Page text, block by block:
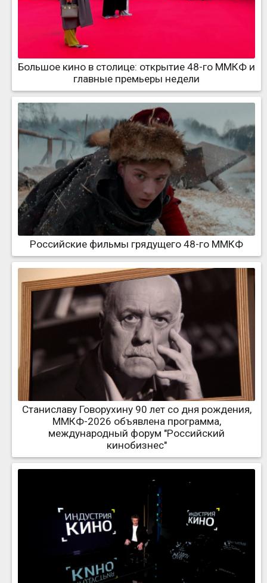
Большое кино в столице: открытие 48-го ММКФ и
главные премьеры недели
Российские фильмы грядущего 48-го ММКФ
Станиславу Говорухину 90 лет со дня рождения,
ММКФ-2026 объявлена программа,
международный форум "Российский
кинобизнес"